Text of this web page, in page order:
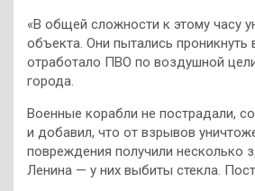
«В общей сложности к этому часу
объекта. Они пытались проникнуть
отработало ПВО по воздушной
города.
Военные корабли не пострадали,
и добавил, что от взрывов
повреждения получили несколько
Ленина — у них выбиты стекла.